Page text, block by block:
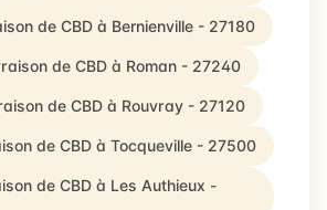
de CBD à Bernienville - 27180
de CBD à Roman - 27240
de CBD à Rouvray - 27120
de CBD à Tocqueville - 27500
de CBD à Les Authieux -